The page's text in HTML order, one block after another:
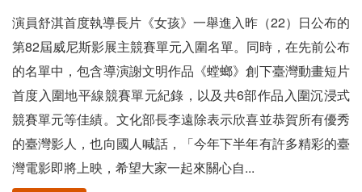
演員舒淇首度執導長片《女孩》一舉進入昨（22）日公布的
第82屆威尼斯影展主競賽單元入圍名單。同時，在先前公布
的名單中，包含導演謝文明作品《螳螂》創下臺灣動畫短片
首度入圍地平線競賽單元紀錄，以及共6部作品入圍沉浸式
競賽單元等佳績。文化部長李遠除表示欣喜並恭賀所有優秀
的臺灣影人，也向國人喊話，「今年下半年有許多精彩的臺
灣電影即將上映，希望大家一起來關心自...